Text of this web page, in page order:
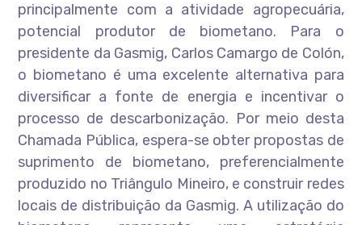
principalmente com a atividade agropecuária,
potencial produtor de biometano. Para o
presidente da Gasmig, Carlos Camargo de Colón,
o biometano é uma excelente alternativa para
diversificar a fonte de energia e incentivar o
processo de descarbonização. Por meio desta
Chamada Pública, espera-se obter propostas de
suprimento de biometano, preferencialmente
produzido no Triângulo Mineiro, e construir redes
locais de distribuição da Gasmig. A utilização do